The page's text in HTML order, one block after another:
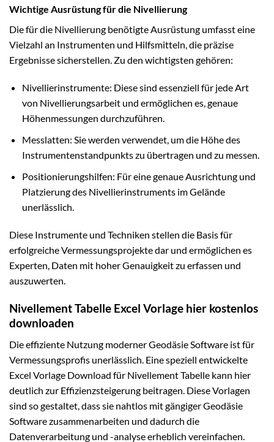
Wichtige Ausrüstung für die Nivellierung
Die für die Nivellierung benötigte Ausrüstung umfasst eine
Vielzahl an Instrumenten und Hilfsmitteln, die präzise
Ergebnisse sicherstellen. Zu den wichtigsten gehören:
Nivellierinstrumente: Diese sind essenziell für jede Art
von Nivellierungsarbeit und ermöglichen es, genaue
Höhenmessungen durchzuführen.
Messlatten: Sie werden verwendet, um die Höhe des
Instrumentenstandpunkts zu übertragen und zu messen.
Positionierungshilfen: Für eine genaue Ausrichtung und
Platzierung des Nivellierinstruments im Gelände
unerlässlich.
Diese Instrumente und Techniken stellen die Basis für
erfolgreiche Vermessungsprojekte dar und ermöglichen es
Experten, Daten mit hoher Genauigkeit zu erfassen und
auszuwerten.
Nivellement Tabelle Excel Vorlage hier kostenlos
downloaden
Die effiziente Nutzung moderner Geodäsie Software ist für
Vermessungsprofis unerlässlich. Eine speziell entwickelte
Excel Vorlage Download für Nivellement Tabelle kann hier
deutlich zur Effizienzsteigerung beitragen. Diese Vorlagen
sind so gestaltet, dass sie nahtlos mit gängiger Geodäsie
Software zusammenarbeiten und dadurch die
Datenverarbeitung und -analyse erheblich vereinfachen.